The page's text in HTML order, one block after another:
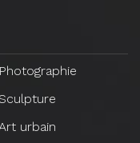
Photographie
urbain